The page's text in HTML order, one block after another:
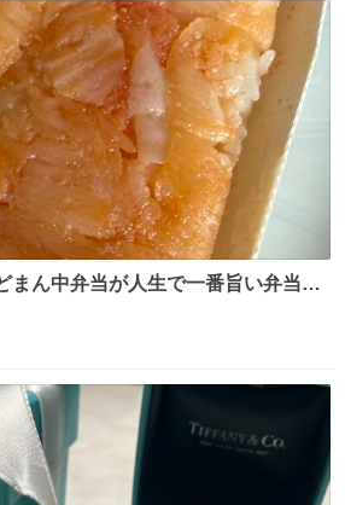
まん中弁当が人生で一番旨い弁当だ
える弁当発見。 個人的に駅弁
ち切りで首位を独走しているお弁当
での購入が断然オススメです👍 #え